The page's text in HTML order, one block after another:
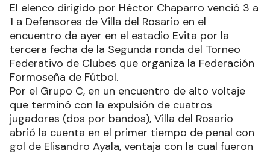
El elenco dirigido por Héctor Chaparro venció 3 a
1 a Defensores de Villa del Rosario en el
encuentro de ayer en el estadio Evita por la
tercera fecha de la Segunda ronda del Torneo
Federativo de Clubes que organiza la Federación
Formoseña de Fútbol.
Por el Grupo C, en un encuentro de alto voltaje
que terminó con la expulsión de cuatros
jugadores (dos por bandos), Villa del Rosario
abrió la cuenta en el primer tiempo de penal con
gol de Elisandro Ayala, ventaja con la cual fueron